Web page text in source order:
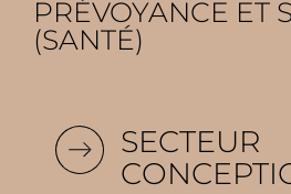
PRÉVOYANCE ET
(SANTÉ)
SECTEUR